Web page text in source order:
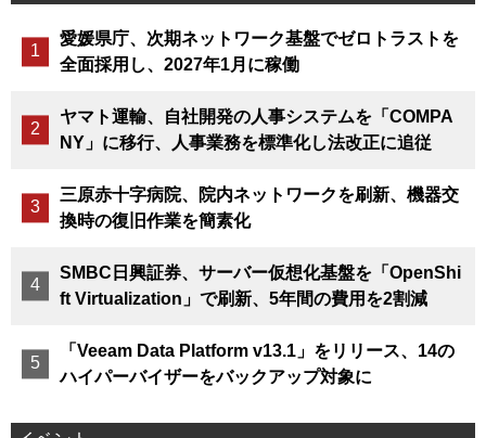
愛媛県庁、次期ネットワーク基盤でゼロトラストを
全面採用し、2027年1月に稼働
ヤマト運輸、自社開発の人事システムを「COMPA
NY」に移行、人事業務を標準化し法改正に追従
三原赤十字病院、院内ネットワークを刷新、機器交
換時の復旧作業を簡素化
SMBC日興証券、サーバー仮想化基盤を「OpenShi
ft Virtualization」で刷新、5年間の費用を2割減
「Veeam Data Platform v13.1」をリリース、14の
ハイパーバイザーをバックアップ対象に